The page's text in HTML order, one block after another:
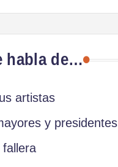
habla de…
artistas
y presidentes